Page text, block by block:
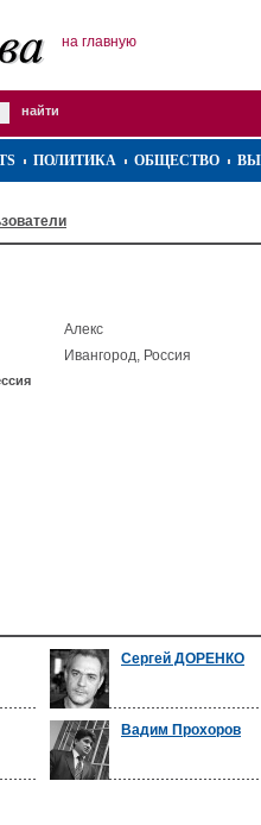
на главную
ПОЛИТИКА ОБЩЕСТВО
Алекс
Ивангород, Россия
Сергей ДОРЕНКО
Вадим Прохоров